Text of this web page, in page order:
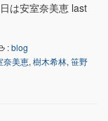
は安室奈美恵 last
:blog
奈美恵, 樹木希林, 笹野